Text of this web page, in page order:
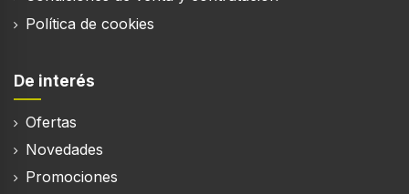
Corriente alterna
Cuchilla de acero inoxidable incluida
Política de cookies
De interés
Ofertas
Novedades
Promociones